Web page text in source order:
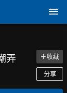
弄 ＋收藏
分享